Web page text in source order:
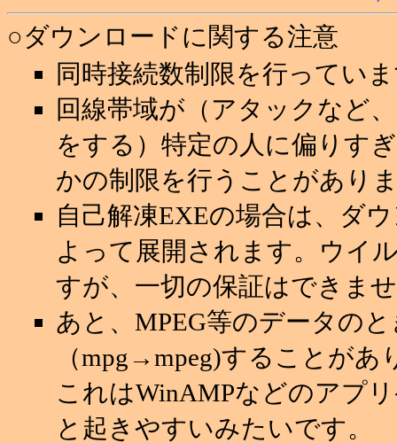
○ダウンロードに関する注意
同時接続数制限を行ってい
回線帯域が（アタックなど
をする）特定の人に偏りす
かの制限を行うことがあり
自己解凍EXEの場合は、ダ
よって展開されます。ウイ
すが、一切の保証はできま
あと、MPEG等のデータの
（mpg→mpeg)することがあ
これはWinAMPなどのアプ
と起きやすいみたいです。